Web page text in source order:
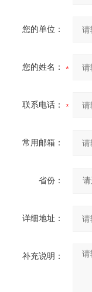
您的单位：
您的姓名：
联系电话：
常用邮箱：
省份：
详细地址：
补充说明：